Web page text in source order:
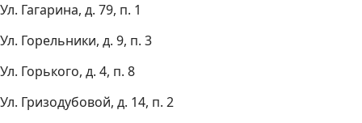
Ул. Гагарина, д. 79, п. 1
Ул. Горельники, д. 9, п. 3
Ул. Горького, д. 4, п. 8
Ул. Гризодубовой, д. 14, п. 2